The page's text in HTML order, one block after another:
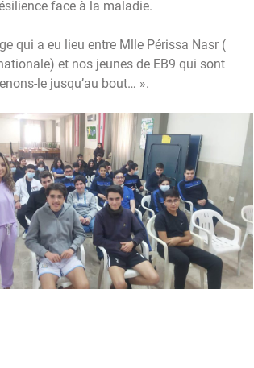
face à la maladie.
qui a eu lieu entre Mlle Périssa Nasr (
et nos jeunes de EB9 qui sont
le jusqu’au bout… ».